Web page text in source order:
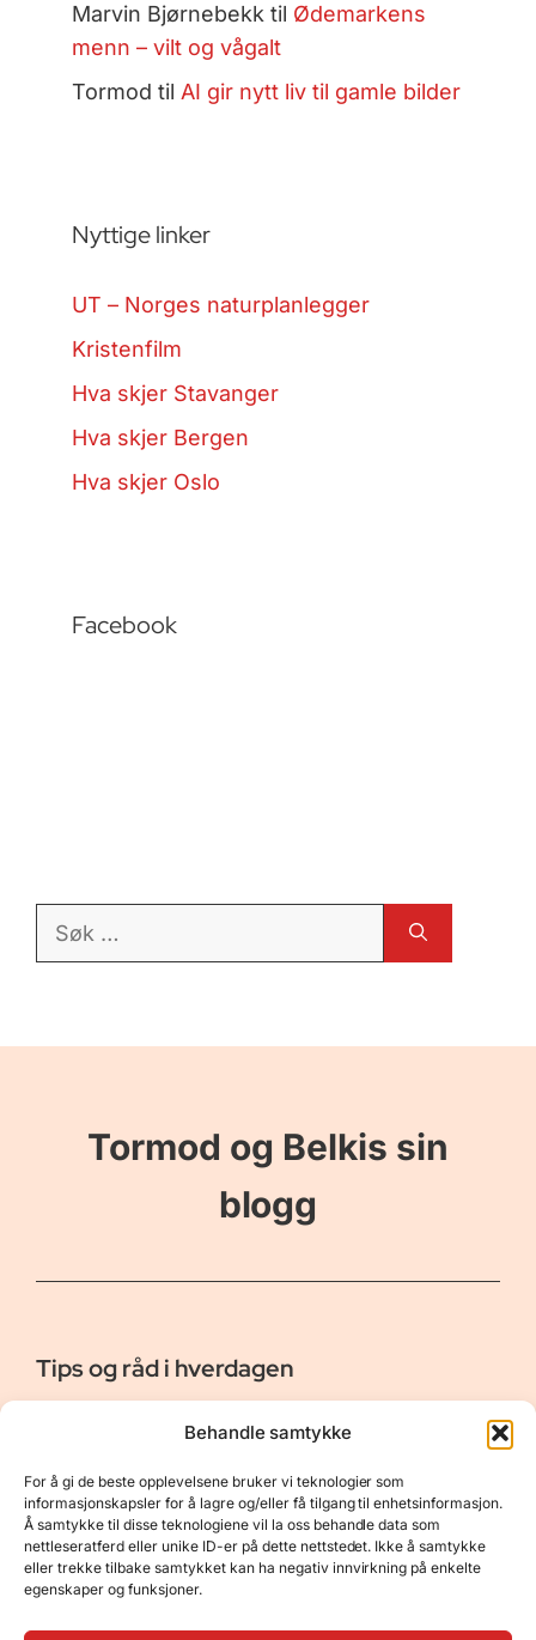
Behandle samtykke
For å gi de beste opplevelsene bruker vi teknologier som
informasjonskapsler for å lagre og/eller få tilgang til enhetsinformasjon.
Å samtykke til disse teknologiene vil la oss behandle data som
nettleseratferd eller unike ID-er på dette nettstedet. Ikke å samtykke
eller trekke tilbake samtykket kan ha negativ innvirkning på enkelte
egenskaper og funksjoner.
Marvin Bjørnebekk til Ødemarkens
menn – vilt og vågalt
Tormod til AI gir nytt liv til gamle bilder
Nyttige linker
UT – Norges naturplanlegger
Kristenfilm
Hva skjer Stavanger
Hva skjer Bergen
Hva skjer Oslo
Facebook
Søk
Tormod og Belkis sin
blogg
Tips og råd i hverdagen
Er vår bloggside hvor vi ønsker å dele våre opplevelser og
gi deg råd og tips innen reiser, hotell - og restauranter,
naturopplevelser, personlig pleie, data, film og bøker m.m.
Nyttige Linker
Om oss
Kontakt
Resurser
Personvernerklæring
Opphavsrett